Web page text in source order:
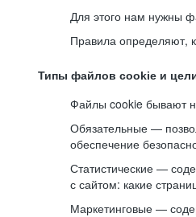
Для этого нам нужны
Правила определяют,
Типы файлов cookie и
Файлы cookie бывают
Обязательные —
обеспечение
Статистические —
с сайтом: какие
Маркетинговые —